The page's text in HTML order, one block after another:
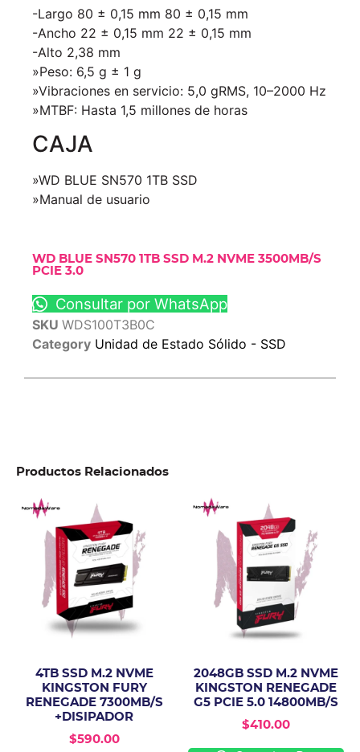
-Largo 80 ± 0,15 mm 80 ± 0,15 mm
-Ancho 22 ± 0,15 mm 22 ± 0,15 mm
-Alto 2,38 mm
»Peso: 6,5 g ± 1 g
»Vibraciones en servicio: 5,0 gRMS, 10–2000 Hz
»MTBF: Hasta 1,5 millones de horas
CAJA
»WD BLUE SN570 1TB SSD
»Manual de usuario
WD BLUE SN570 1TB SSD M.2 NVME 3500MB/S
PCIE 3.0
Consultar por WhatsApp
SKU WDS100T3B0C
Category Unidad de Estado Sólido - SSD
Productos Relacionados
4TB SSD M.2 NVME
KINGSTON FURY
RENEGADE 7300MB/S
+DISIPADOR
$590.00
2048GB SSD M.2 NVME
KINGSTON RENEGADE
G5 PCIE 5.0 14800MB/S
$410.00